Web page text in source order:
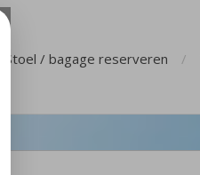
Stoel / bagage reserveren